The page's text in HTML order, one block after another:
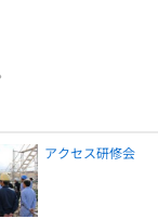
アクセス研修会